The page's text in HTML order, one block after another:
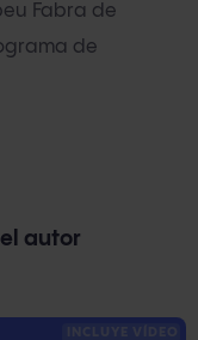
Fabra de
de
autor